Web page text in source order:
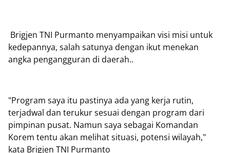
Brigjen TNI Purmanto menyampaikan visi misi untuk
kedepannya, salah satunya dengan ikut menekan
angka pengangguran di daerah..
"Program saya itu pastinya ada yang kerja rutin,
terjadwal dan terukur sesuai dengan program dari
pimpinan pusat. Namun saya sebagai Komandan
Korem tentu akan melihat situasi, potensi wilayah,"
kata Brigjen TNI Purmanto